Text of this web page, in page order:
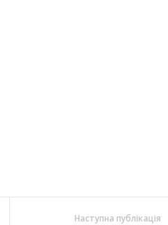
Наступна публікація